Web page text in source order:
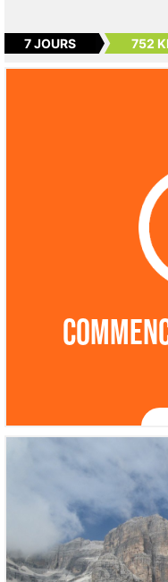
7 JOURS 752